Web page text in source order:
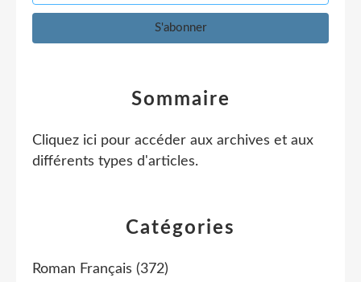
Catégories
Roman Français (372)
Sommaire
Cliquez ici pour accéder aux archives et aux
différents types d'articles.